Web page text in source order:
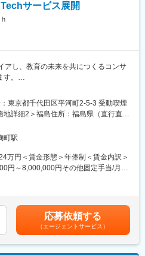
務
イヤーとして牽引・ご活躍いただきた
：
ンチャー企業です。2022年からは「地
に地域に最適化した事業を生み出し、
じめ、新たな地域へとエリアを広げ
サービス展開
アし、教育の未来を共につくるコンサ
。
届ける挑戦をしませんか。
育プログラムの提案から導入後の活用
て担当します。
得したリードへのアプローチ、新規提
授業企画などの活用支援
定および実行
東京都千代田区平河町2-5-3 受動喫煙
地詳細2＞福島住所：福島県（直行直
面禁煙＜勤務地詳細3＞山形住所：山
対策：屋内全面禁煙変更の範囲：会社
町駅
万円＜賃金形態＞年俸制＜賃金内訳＞
円～8,000,000円その他固定手当/月：
給与補足＞■昇給：年1回賃金はあくま
考を通じて上下する可能性がありま
含めた表記です。
応募依頼する
（エージェントサービス）